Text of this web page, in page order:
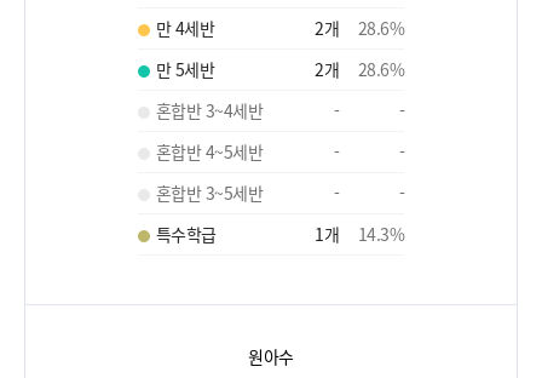
만 4세반
2개 28.6%
만 5세반
2개 28.6%
혼합반 3~4세반
-
-
혼합반 4~5세반
-
-
혼합반 3~5세반
-
-
특수학급
1개 14.3%
원아수